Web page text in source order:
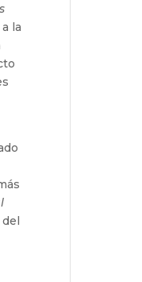
la